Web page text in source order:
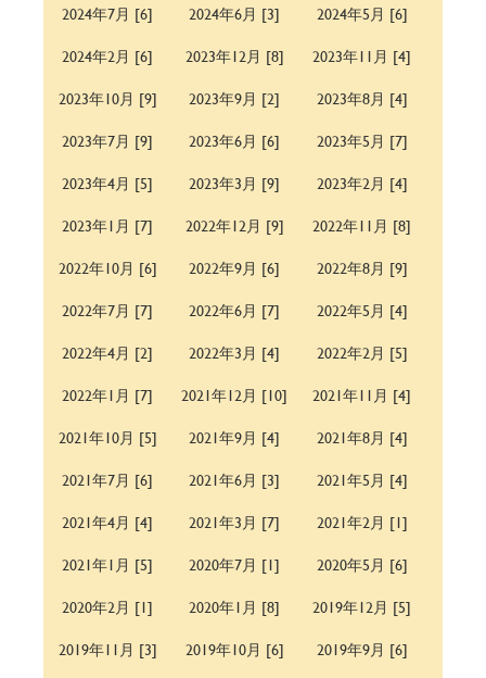
2024年7月 [6]
2024年6月 [3]
2024年5月 [6]
2024年2月 [6]
2023年12月 [8]
2023年11月 [4]
2023年10月 [9]
2023年9月 [2]
2023年8月 [4]
2023年7月 [9]
2023年6月 [6]
2023年5月 [7]
2023年4月 [5]
2023年3月 [9]
2023年2月 [4]
2023年1月 [7]
2022年12月 [9]
2022年11月 [8]
2022年10月 [6]
2022年9月 [6]
2022年8月 [9]
2022年7月 [7]
2022年6月 [7]
2022年5月 [4]
2022年4月 [2]
2022年3月 [4]
2022年2月 [5]
2022年1月 [7]
2021年12月 [10]
2021年11月 [4]
2021年10月 [5]
2021年9月 [4]
2021年8月 [4]
2021年7月 [6]
2021年6月 [3]
2021年5月 [4]
2021年4月 [4]
2021年3月 [7]
2021年2月 [1]
2021年1月 [5]
2020年7月 [1]
2020年5月 [6]
2020年2月 [1]
2020年1月 [8]
2019年12月 [5]
2019年11月 [3]
2019年10月 [6]
2019年9月 [6]